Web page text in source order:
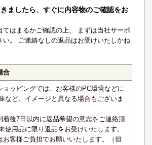
ましたら、すぐに内容物のご確認をお
てはまるかご確認の上、 まずは当社サーポ
い。 ご連絡なしの返品はお受けいたしかね
合
ョッピングでは、お客様のPC環境などに
など、イメージと異なる場合もございま
着後7日以内に返品希望の意志をご連絡頂
使用品に限り返品をお受けいたします。
お客様ご負担でお願いいたします。（但